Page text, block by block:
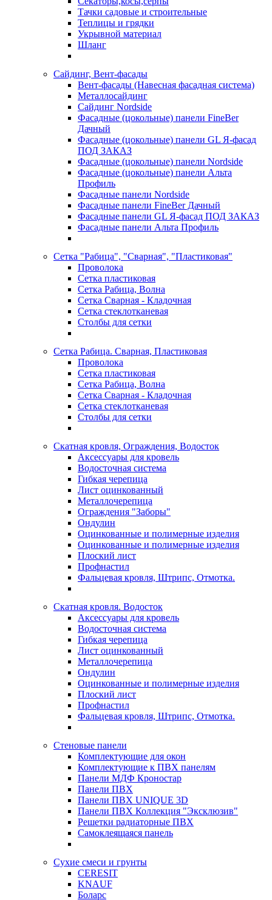
Тачки садовые и строительные
Теплицы и грядки
Укрывной материал
Шланг
Сайдинг, Вент-фасады
Вент-фасады (Навесная фасадная система)
Металлосайдинг
Сайдинг Nordside
Фасадные (цокольные) панели FineBer
Дачный
Фасадные (цокольные) панели GL Я-фасад
ПОД ЗАКАЗ
Фасадные (цокольные) панели Nordside
Фасадные (цокольные) панели Альта
Профиль
Фасадные панели Nordside
Фасадные панели FineBer Дачный
Фасадные панели GL Я-фасад ПОД ЗАКАЗ
Фасадные панели Альта Профиль
Сетка "Рабица", "Сварная", "Пластиковая"
Проволока
Сетка пластиковая
Сетка Рабица, Волна
Сетка Сварная - Кладочная
Сетка стеклотканевая
Столбы для сетки
Сетка Рабица. Сварная, Пластиковая
Проволока
Сетка пластиковая
Сетка Рабица, Волна
Сетка Сварная - Кладочная
Сетка стеклотканевая
Столбы для сетки
Скатная кровля, Ограждения, Водосток
Аксессуары для кровель
Водосточная система
Гибкая черепица
Лист оцинкованный
Металлочерепица
Ограждения "Заборы"
Ондулин
Оцинкованные и полимерные изделия
Оцинкованные и полимерные изделия
Плоский лист
Профнастил
Фальцевая кровля, Штрипс, Отмотка.
Скатная кровля. Водосток
Аксессуары для кровель
Водосточная система
Гибкая черепица
Лист оцинкованный
Металлочерепица
Ондулин
Оцинкованные и полимерные изделия
Плоский лист
Профнастил
Фальцевая кровля, Штрипс, Отмотка.
Стеновые панели
Комплектующие для окон
Комплектующие к ПВХ панелям
Панели МДФ Кроностар
Панели ПВХ
Панели ПВХ UNIQUE 3D
Панели ПВХ Коллекция "Эксклюзив"
Решетки радиаторные ПВХ
Самоклеящаяся панель
Сухие смеси и грунты
CERESIT
KNAUF
Боларс